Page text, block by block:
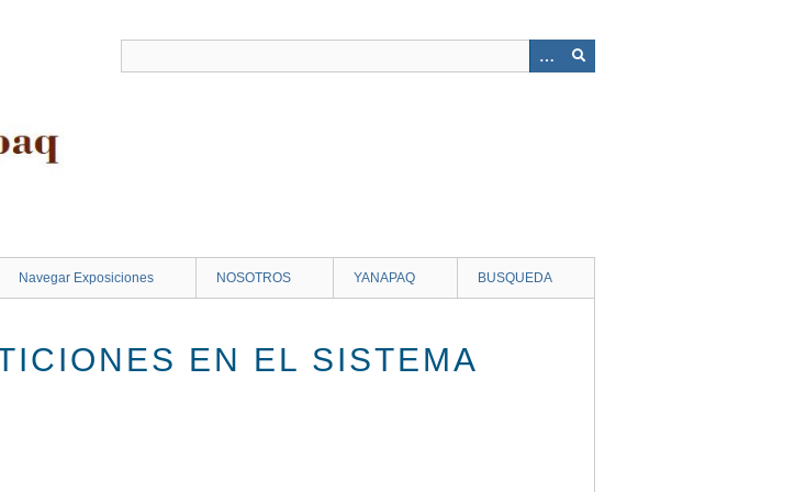
Navegar Exposiciones NOSOTROS YANAPAQ BUSQUEDA
EN EL SISTEMA